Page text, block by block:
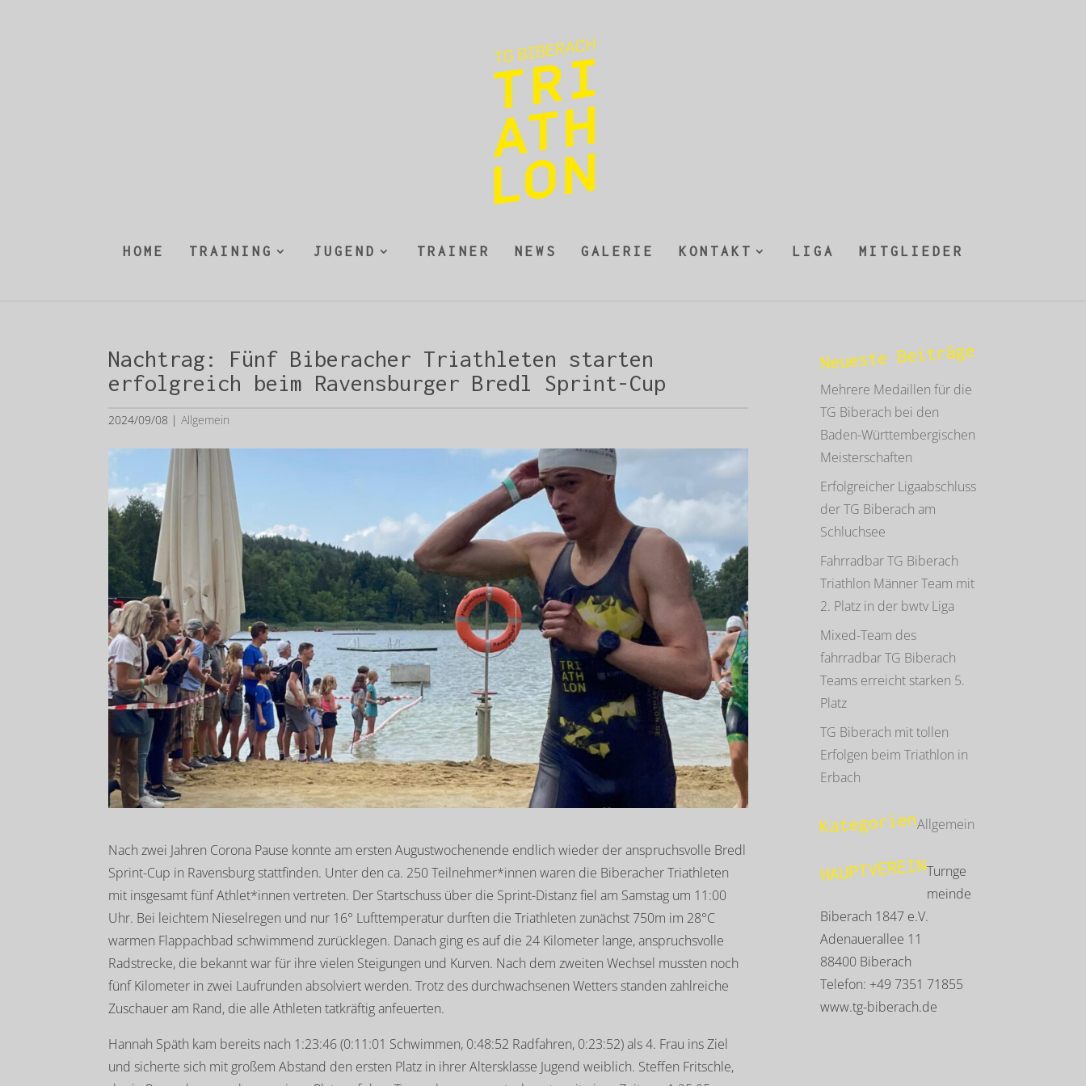
HOME TRAINING JUGEND TRAINER NEWS GALERIE KONTAKT LIGA MITGLIEDER
Nachtrag: Fünf Biberacher Triathleten starten
erfolgreich beim Ravensburger Bredl Sprint-Cup
2024/09/08 |Allgemein
Nach zwei Jahren Corona Pause konnte am ersten Augustwochenende endlich wieder der anspruchsvolle Bredl
Sprint-Cup in Ravensburg stattfinden. Unter den ca. 250 Teilnehmer*innen waren die Biberacher Triathleten
mit insgesamt fünf Athlet*innen vertreten. Der Startschuss über die Sprint-Distanz fiel am Samstag um 11:00
Uhr. Bei leichtem Nieselregen und nur 16° Lufttemperatur durften die Triathleten zunächst 750m im 28°C
warmen Flappachbad schwimmend zurücklegen. Danach ging es auf die 24 Kilometer lange, anspruchsvolle
Radstrecke, die bekannt war für ihre vielen Steigungen und Kurven. Nach dem zweiten Wechsel mussten noch
fünf Kilometer in zwei Laufrunden absolviert werden. Trotz des durchwachsenen Wetters standen zahlreiche
Zuschauer am Rand, die alle Athleten tatkräftig anfeuerten.
Hannah Späth kam bereits nach 1:23:46 (0:11:01 Schwimmen, 0:48:52 Radfahren, 0:23:52) als 4. Frau ins Ziel
und sicherte sich mit großem Abstand den ersten Platz in ihrer Altersklasse Jugend weiblich. Steffen Fritschle,
Neueste Beiträge
Mehrere Medaillen für die
TG Biberach bei den
Baden-Württembergischen
Meisterschaften
Erfolgreicher Ligaabschluss
der TG Biberach am
Schluchsee
Fahrradbar TG Biberach
Triathlon Männer Team mit
2. Platz in der bwtv Liga
Mixed-Team des
fahrradbar TG Biberach
Teams erreicht starken 5.
Platz
TG Biberach mit tollen
Erfolgen beim Triathlon in
Erbach
KategorienAllgemein
HAUPTVEREINTurnge
meinde
Biberach 1847 e.V.
Adenauerallee 11
88400 Biberach
Telefon: +49 7351 71855
www.tg-biberach.de